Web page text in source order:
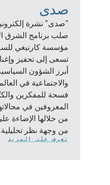
صدى
"صدى" نشرة
صلب برنامج الشرق
مؤسسة كارنيغي
تسعى إلى تحفيز
أبرز الشؤون
والاجتماعية في
فسحة للمفكرين
المعروفين في
من خلالها الإضاءة
من وجهة نظر تحليلية.
تعرف على المزيد